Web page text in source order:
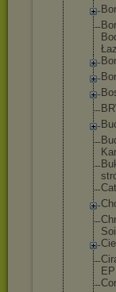
EP